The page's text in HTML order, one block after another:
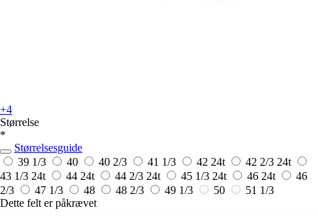
+4
Størrelse
*
Størrelsesguide
39 1/3
40 40 2/3 41 1/3 42 24t 42 2/3 24t
43 1/3 24t 44 24t 44 2/3 24t 45 1/3 24t 46 24t
46
2/3
47 1/3 48 48 2/3 49 1/3 50
51 1/3
Dette felt er påkrævet